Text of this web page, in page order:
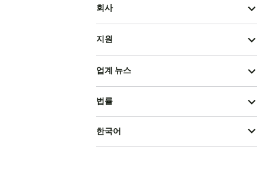
회사
지원
업계 뉴스
법률
한국어